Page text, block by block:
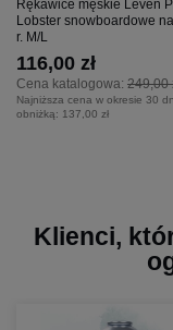
Rękawice męskie Leven
Lobster snowboardowe
r. M/L
Cena katalogowa: 249,00
116,00 zł
Najniższa cena w okresie 30
obniżką: 137,00 zł
Klienci,